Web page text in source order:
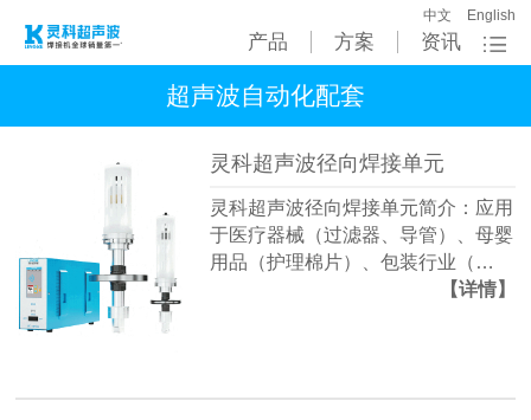
产品 方案 资讯
中文 English
超声波自动化配套
灵科超声波径向焊接单元
灵科超声波径向焊接单元简介：应用
于医疗器械（过滤器、导管）、母婴
用品（护理棉片）、包装行业（…
【详情】